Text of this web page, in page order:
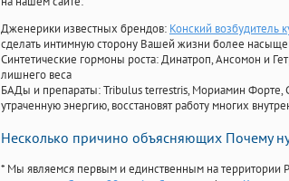
Дженерики известных брендов: Конский возбудитель
сделать интимную сторону Вашей жизни более
Синтетические гормоны роста: Динатроп, Ансомон и
лишнего веса
БАДы и препараты:Tribulus terrestris, Мориамин Форте,
утраченную энергию, восстановят работу многих
Несколько причино объясняющих Почему
* Мы являемся первым и единственным на территории